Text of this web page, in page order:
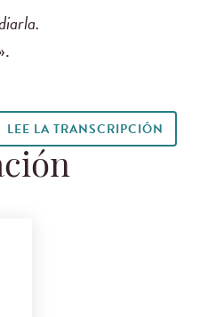
LEE LA TRANSCRIPCIÓN